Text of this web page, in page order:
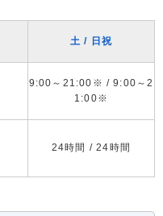
土 / 日祝
9:00～21:00※ / 9:00～2
1:00※
24時間 / 24時間